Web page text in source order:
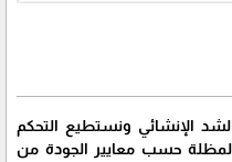
الإنشائي ونستطيع التحكم
حسب معايير الجودة من